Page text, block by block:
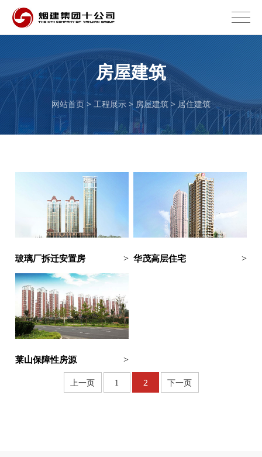
房屋建筑
网站首页 >工程展示>房屋建筑> 居住建筑
玻璃厂拆迁安置房 > 华茂高层住宅 >
莱山保障性房源 >
上一页 1 2 下一页